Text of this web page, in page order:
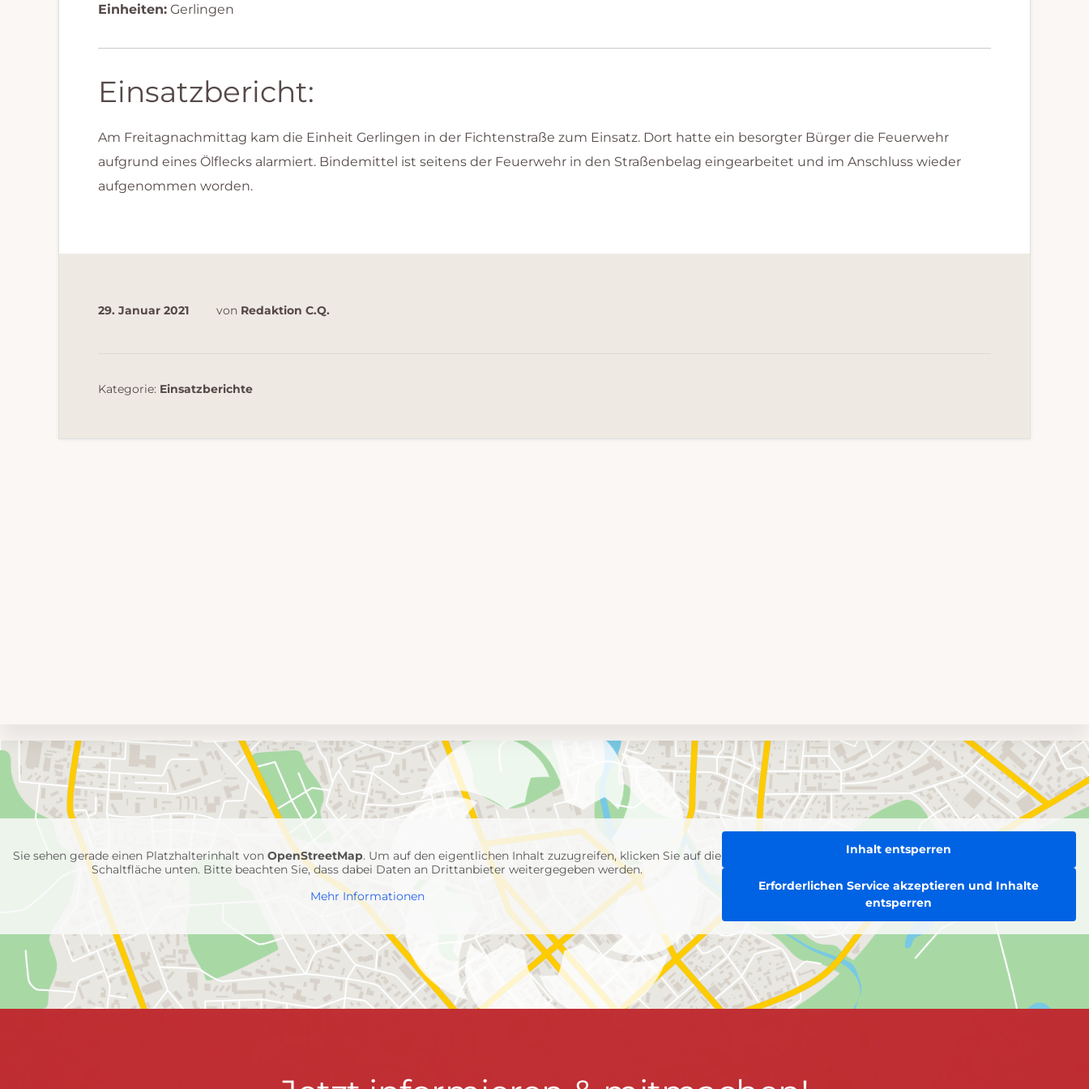
Einheiten: Gerlingen
Einsatzbericht:
Am Freitagnachmittag kam die Einheit Gerlingen in der Fichtenstraße zum Einsatz. Dort hatte ein besorgter Bürger die Feuerwehr
aufgrund eines Ölflecks alarmiert. Bindemittel ist seitens der Feuerwehr in den Straßenbelag eingearbeitet und im Anschluss wieder
aufgenommen worden.
29. Januar 2021 von Redaktion C.Q.
Kategorie: Einsatzberichte
Umgebungskarte
mit
Feuerwehr-
Einheiten
Sie sehen gerade einen Platzhalterinhalt vonOpenStreetMap. Um auf den eigentlichen Inhalt zuzugreifen, klicken Sie auf die
Schaltfläche unten. Bitte beachten Sie, dass dabei Daten an Drittanbieter weitergegeben werden.
Mehr Informationen
Inhalt entsperren
Erforderlichen Service akzeptieren und Inhalte
entsperren